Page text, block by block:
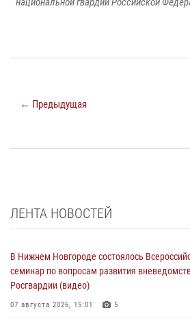
← Предыдущая
ЛЕНТА НОВОСТЕЙ
В Нижнем Новгороде состоялось
семинар по вопросам развития
Росгвардии (видео)
07 августа 2026, 15:01 5